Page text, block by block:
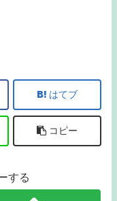
はてブ
コピー
する